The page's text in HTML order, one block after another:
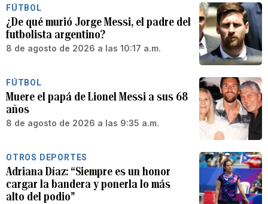
FÚTBOL
¿De qué murió Jorge Messi, el padre del
futbolista argentino?
8 de agosto de 2026 a las 10:17 a.m.
FÚTBOL
Muere el papá de Lionel Messi a sus 68
años
8 de agosto de 2026 a las 9:35 a.m.
OTROS DEPORTES
Adriana Díaz: “Siempre es un honor
cargar la bandera y ponerla lo más
alto del podio”